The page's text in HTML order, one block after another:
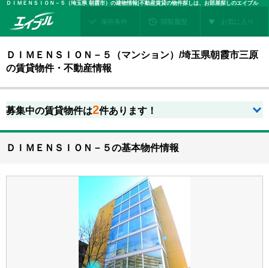
ＤＩＭＥＮＳＩＯＮ－５（埼玉県 朝霞市）の建物情報|不動産賃貸の物件探しは、お部屋探しのエイブル
保存条件 閲覧履歴 お気に入り
ＤＩＭＥＮＳＩＯＮ－５（マンション）/埼玉県朝霞市三原
の賃貸物件・不動産情報
ＤＩＭＥＮＳＩＯＮ－５の基本物件情報